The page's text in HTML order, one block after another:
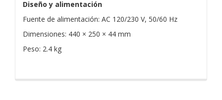
Diseño y alimentación
Fuente de alimentación: AC 120/230 V, 50/60 Hz
Dimensiones: 440 × 250 × 44 mm
Peso: 2.4 kg